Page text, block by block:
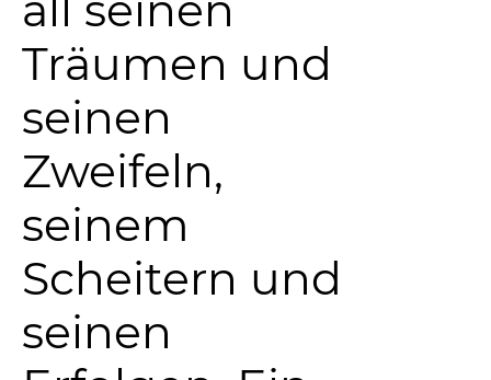
Träumen und
seinen
Zweifeln,
seinem
Scheitern und
seinen